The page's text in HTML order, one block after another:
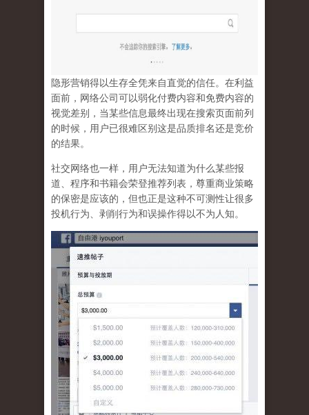
隐形营销得以生存全凭来自直觉的信任。在利益
面前，网络公司可以弱化付费内容和免费内容的
视觉差别，当某些信息最终出现在搜索页面前列
的时候，用户已很难区别这是品质排名还是竞价
的结果。
社交网络也一样， 用户无法知道为什么某些报
道、程序和书籍会荣登推荐列表，尊重商业策略
的保密是应该的，但也正是这种不可测性让很多
投机行为、剥削行为和误操作得以不为人知。